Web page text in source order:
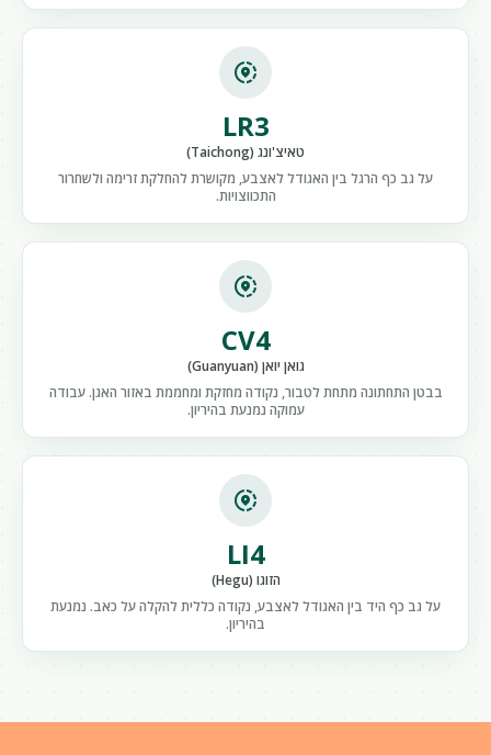
share_location
LR3
טאיצ'ונג (Taichong)
על גב כף הרגל בין האגודל לאצבע, מקושרת להחלקת זרימה ולשחרור
התכווצויות.
share_location
CV4
גואן יואן (Guanyuan)
בבטן התחתונה מתחת לטבור, נקודה מחזקת ומחממת באזור האגן. עבודה
עמוקה נמנעת בהיריון.
share_location
LI4
הזוגו (Hegu)
על גב כף היד בין האגודל לאצבע, נקודה כללית להקלה על כאב. נמנעת
בהיריון.